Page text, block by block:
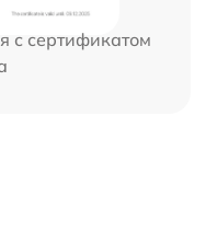
с сертификатом